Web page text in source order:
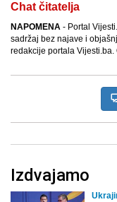
Chat čitatelja
NAPOMENA - Portal
sadržaj bez najave i
redakcije portala
Izdvajamo